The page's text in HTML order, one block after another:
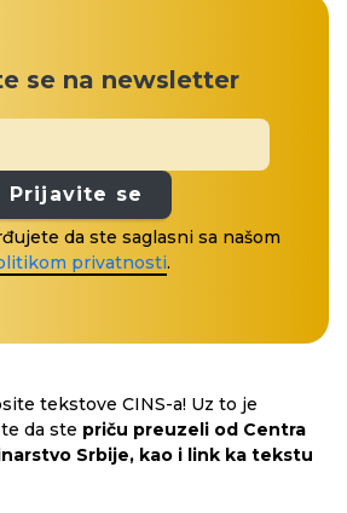
se na newsletter
Prijavite se
da ste saglasni sa našom
privatnosti.
tekstove CINS-a! Uz to je
da ste priču preuzeli od Centra
Srbije, kao i link ka tekstu